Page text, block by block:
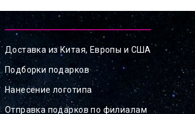
Доставка из Китая, Европы и США
Подборки подарков
Нанесение логотипа
Отправка подарков по филиалам